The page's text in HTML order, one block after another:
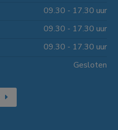
09.30 - 17.30 uur
09.30 - 17.30 uur
09.30 - 17.30 uur
Gesloten